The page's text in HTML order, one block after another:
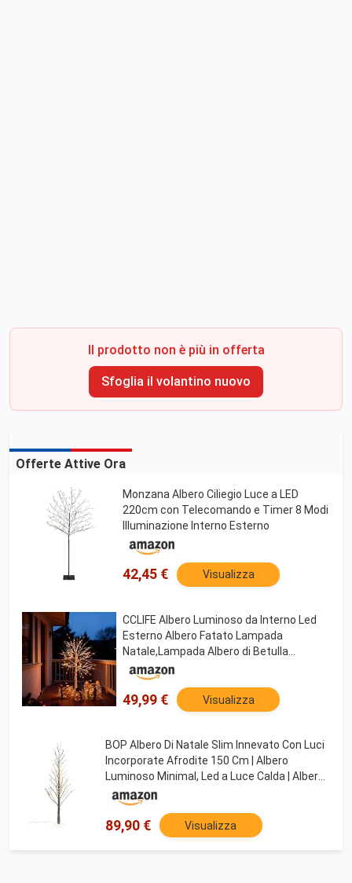
Il prodotto non è più in offerta
Sfoglia il volantino nuovo
Offerte Attive Ora
Monzana Albero Ciliegio Luce a LED
220cm con Telecomando e Timer 8 Modi
Illuminazione Interno Esterno
42,45 € Visualizza
CCLIFE Albero Luminoso da Interno Led
Esterno Albero Fatato Lampada
Natale,Lampada Albero di Betulla
Bianca,Bianco Caldo,IP44,120 cm,150
LED,CushHom
49,99 € Visualizza
BOP Albero Di Natale Slim Innevato Con Luci
Incorporate Afrodite 150 Cm | Albero
Luminoso Minimal, Led a Luce Calda | Albero
Di Natale Illuminato, Rami Effetto Legno
Naturale | 186 LED Bianco Caldo
89,90 € Visualizza